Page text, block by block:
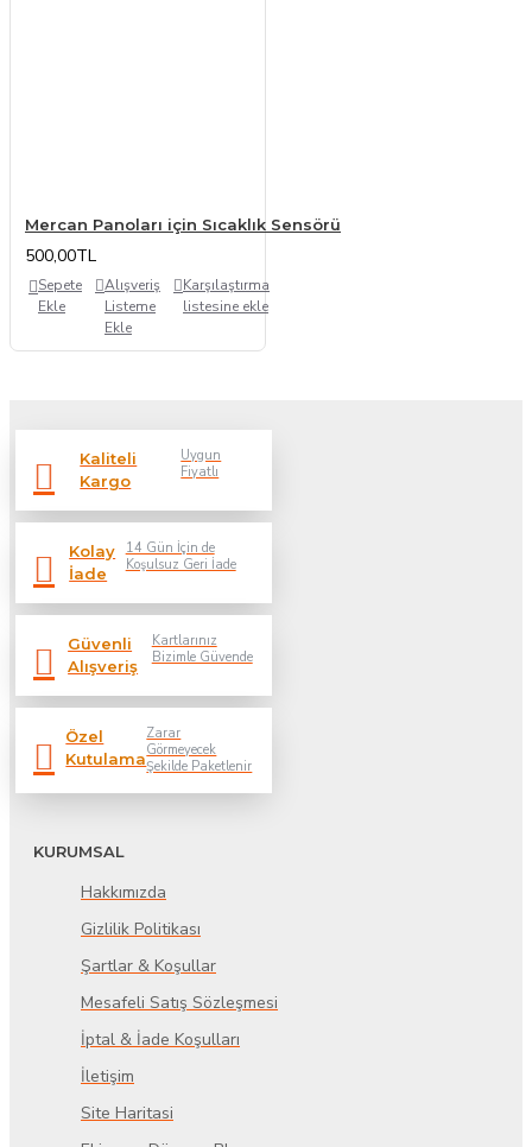
Mercan Panoları için Sıcaklık Sensörü
500,00TL
Sepete
Ekle
Alışveriş
Listeme
Ekle
Karşılaştırma
listesine ekle
Kaliteli
Kargo
Uygun
Fiyatlı
Kolay
İade
14 Gün İçin de
Koşulsuz Geri İade
Güvenli
Alışveriş
Kartlarınız
Bizimle Güvende
Özel
Kutulama
Zarar
Görmeyecek
Şekilde Paketlenir
KURUMSAL
Hakkımızda
Gizlilik Politikası
Şartlar & Koşullar
Mesafeli Satış Sözleşmesi
İptal & İade Koşulları
İletişim
Site Haritasi